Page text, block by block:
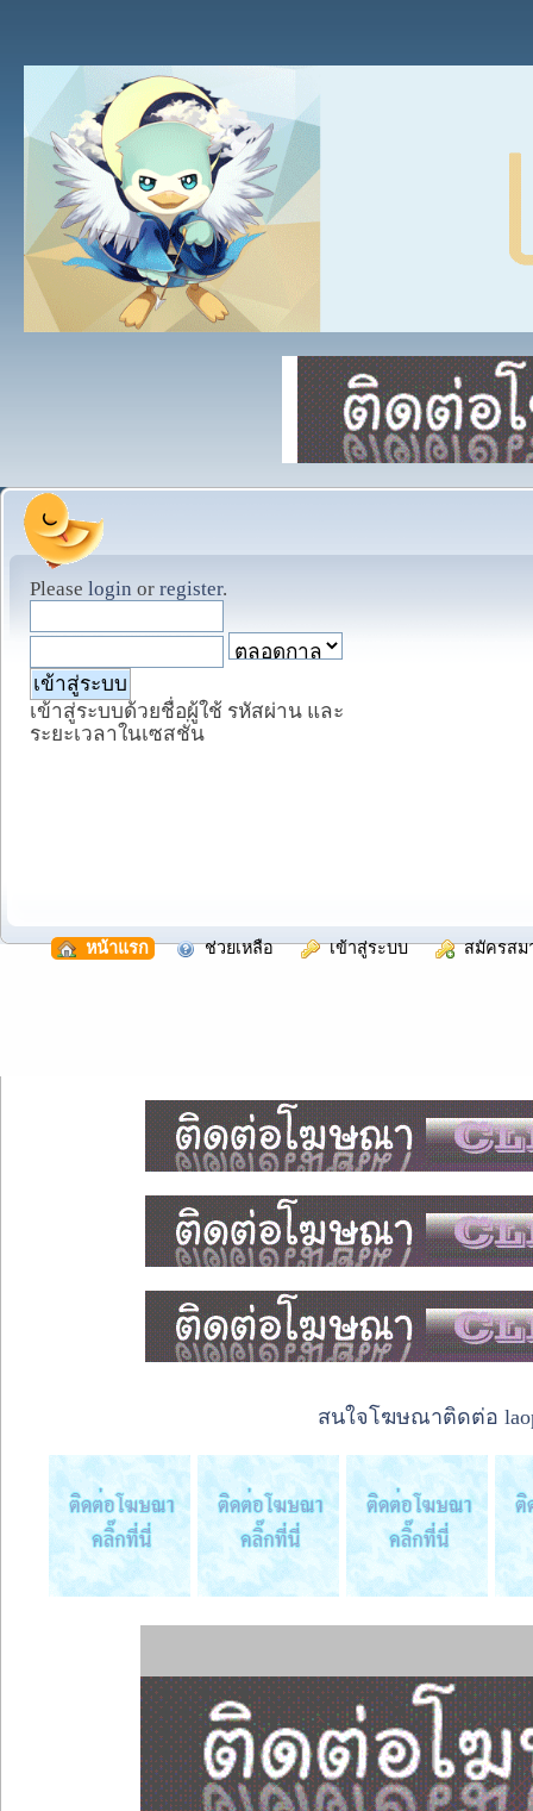
Please login or register.
เข้าสู่ระบบด้วยชื่อผู้ใช้ รหัสผ่าน และ
ระยะเวลาในเซสชั่น
หน้าแรก ช่วยเหลือ เข้าสู่ระบบ สมัครสม
สนใจโฆษณาติดต่อ